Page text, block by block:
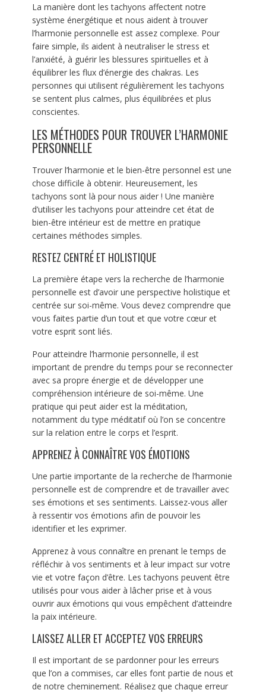
La manière dont les tachyons affectent notre
système énergétique et nous aident à trouver
l’harmonie personnelle est assez complexe. Pour
faire simple, ils aident à neutraliser le stress et
l’anxiété, à guérir les blessures spirituelles et à
équilibrer les flux d’énergie des chakras. Les
personnes qui utilisent régulièrement les tachyons
se sentent plus calmes, plus équilibrées et plus
conscientes.
LES MÉTHODES POUR TROUVER L’HARMONIE
PERSONNELLE
Trouver l’harmonie et le bien-être personnel est une
chose difficile à obtenir. Heureusement, les
tachyons sont là pour nous aider ! Une manière
d’utiliser les tachyons pour atteindre cet état de
bien-être intérieur est de mettre en pratique
certaines méthodes simples.
RESTEZ CENTRÉ ET HOLISTIQUE
La première étape vers la recherche de l’harmonie
personnelle est d’avoir une perspective holistique et
centrée sur soi-même. Vous devez comprendre que
vous faites partie d’un tout et que votre cœur et
votre esprit sont liés.
Pour atteindre l’harmonie personnelle, il est
important de prendre du temps pour se reconnecter
avec sa propre énergie et de développer une
compréhension intérieure de soi-même. Une
pratique qui peut aider est la méditation,
notamment du type méditatif où l’on se concentre
sur la relation entre le corps et l’esprit.
APPRENEZ À CONNAÎTRE VOS ÉMOTIONS
Une partie importante de la recherche de l’harmonie
personnelle est de comprendre et de travailler avec
ses émotions et ses sentiments. Laissez-vous aller
à ressentir vos émotions afin de pouvoir les
identifier et les exprimer.
Apprenez à vous connaître en prenant le temps de
réfléchir à vos sentiments et à leur impact sur votre
vie et votre façon d’être. Les tachyons peuvent être
utilisés pour vous aider à lâcher prise et à vous
ouvrir aux émotions qui vous empêchent d’atteindre
la paix intérieure.
LAISSEZ ALLER ET ACCEPTEZ VOS ERREURS
Il est important de se pardonner pour les erreurs
que l’on a commises, car elles font partie de nous et
de notre cheminement. Réalisez que chaque erreur